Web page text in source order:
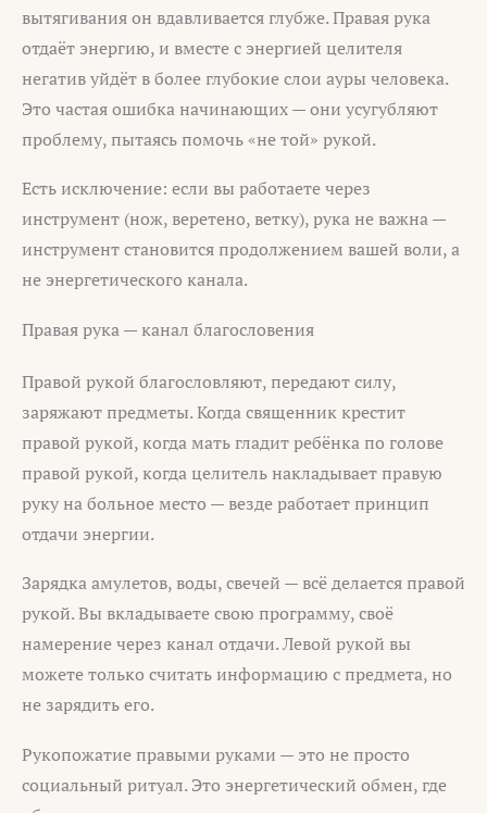
вытягивания он вдавливается глубже. Правая рука
отдаёт энергию, и вместе с энергией целителя
негатив уйдёт в более глубокие слои ауры человека.
Это частая ошибка начинающих — они усугубляют
проблему, пытаясь помочь «не той» рукой.
Есть исключение: если вы работаете через
инструмент (нож, веретено, ветку), рука не важна —
инструмент становится продолжением вашей воли, а
не энергетического канала.
Правая рука — канал благословения
Правой рукой благословляют, передают силу,
заряжают предметы. Когда священник крестит
правой рукой, когда мать гладит ребёнка по голове
правой рукой, когда целитель накладывает правую
руку на больное место — везде работает принцип
отдачи энергии.
Зарядка амулетов, воды, свечей — всё делается правой
рукой. Вы вкладываете свою программу, своё
намерение через канал отдачи. Левой рукой вы
можете только считать информацию с предмета, но
не зарядить его.
Рукопожатие правыми руками — это не просто
социальный ритуал. Это энергетический обмен, где